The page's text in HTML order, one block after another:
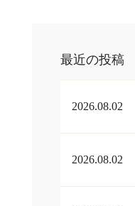
最近の投稿
2026.08.02
2026.08.02